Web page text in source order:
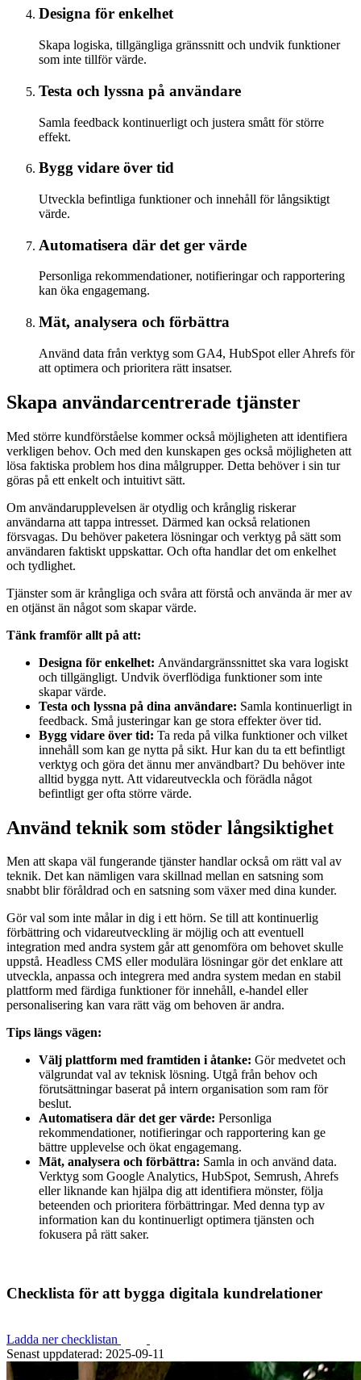
Designa för enkelhet
Skapa logiska, tillgängliga gränssnitt och undvik funktioner
som inte tillför värde.
Testa och lyssna på användare
Samla feedback kontinuerligt och justera smått för större
effekt.
Bygg vidare över tid
Utveckla befintliga funktioner och innehåll för långsiktigt
värde.
Automatisera där det ger värde
Personliga rekommendationer, notifieringar och rapportering
kan öka engagemang.
Mät, analysera och förbättra
Använd data från verktyg som GA4, HubSpot eller Ahrefs för
att optimera och prioritera rätt insatser.
Skapa användarcentrerade tjänster
Med större kundförståelse kommer också möjligheten att identifiera
verkligen behov. Och med den kunskapen ges också möjligheten att
lösa faktiska problem hos dina målgrupper. Detta behöver i sin tur
göras på ett enkelt och intuitivt sätt.
Om användarupplevelsen är otydlig och krånglig riskerar
användarna att tappa intresset. Därmed kan också relationen
försvagas. Du behöver paketera lösningar och verktyg på sätt som
användaren faktiskt uppskattar. Och ofta handlar det om enkelhet
och tydlighet.
Tjänster som är krångliga och svåra att förstå och använda är mer av
en otjänst än något som skapar värde.
Tänk framför allt på att:
Designa för enkelhet: Användargränssnittet ska vara logiskt
och tillgängligt. Undvik överflödiga funktioner som inte
skapar värde.
Testa och lyssna på dina användare: Samla kontinuerligt in
feedback. Små justeringar kan ge stora effekter över tid.
Bygg vidare över tid: Ta reda på vilka funktioner och vilket
innehåll som kan ge nytta på sikt. Hur kan du ta ett befintligt
verktyg och göra det ännu mer användbart? Du behöver inte
alltid bygga nytt. Att vidareutveckla och förädla något
befintligt ger ofta större värde.
Använd teknik som stöder långsiktighet
Men att skapa väl fungerande tjänster handlar också om rätt val av
teknik. Det kan nämligen vara skillnad mellan en satsning som
snabbt blir föråldrad och en satsning som växer med dina kunder.
Gör val som inte målar in dig i ett hörn. Se till att kontinuerlig
förbättring och vidareutveckling är möjlig och att eventuell
integration med andra system går att genomföra om behovet skulle
uppstå. Headless CMS eller modulära lösningar gör det enklare att
utveckla, anpassa och integrera med andra system medan en stabil
plattform med färdiga funktioner för innehåll, e-handel eller
personalisering kan vara rätt väg om behoven är andra.
Tips längs vägen:
Välj plattform med framtiden i åtanke: Gör medvetet och
välgrundat val av teknisk lösning. Utgå från behov och
förutsättningar baserat på intern organisation som ram för
beslut.
Automatisera där det ger värde: Personliga
rekommendationer, notifieringar och rapportering kan ge
bättre upplevelse och ökat engagemang.
Mät, analysera och förbättra: Samla in och använd data.
Verktyg som Google Analytics, HubSpot, Semrush, Ahrefs
eller liknande kan hjälpa dig att identifiera mönster, följa
beteenden och prioritera förbättringar. Med denna typ av
information kan du kontinuerligt optimera tjänsten och
fokusera på rätt saker.
Checklista för att bygga digitala kundrelationer
Ladda ner checklistan
Senast uppdaterad: 2025-09-11